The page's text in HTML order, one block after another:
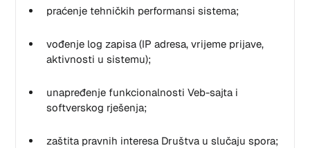
praćenje tehničkih performansi sistema;
vođenje log zapisa (IP adresa, vrijeme prijave,
aktivnosti u sistemu);
unapređenje funkcionalnosti Veb-sajta i
softverskog rješenja;
zaštita pravnih interesa Društva u slučaju spora;